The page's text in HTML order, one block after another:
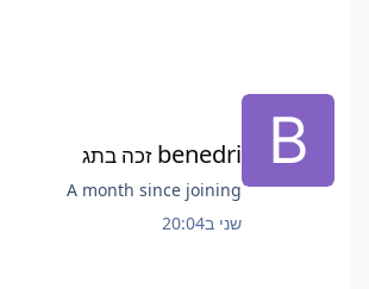
benedri זכה בתג
A month since joining
שני ב20:04